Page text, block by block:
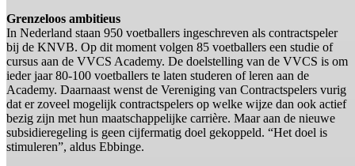
Grenzeloos ambitieus
In Nederland staan 950 voetballers ingeschreven als contractspeler
bij de KNVB. Op dit moment volgen 85 voetballers een studie of
cursus aan de VVCS Academy. De doelstelling van de VVCS is om
ieder jaar 80-100 voetballers te laten studeren of leren aan de
Academy. Daarnaast wenst de Vereniging van Contractspelers vurig
dat er zoveel mogelijk contractspelers op welke wijze dan ook actief
bezig zijn met hun maatschappelijke carrière. Maar aan de nieuwe
subsidieregeling is geen cijfermatig doel gekoppeld. “Het doel is
stimuleren”, aldus Ebbinge.